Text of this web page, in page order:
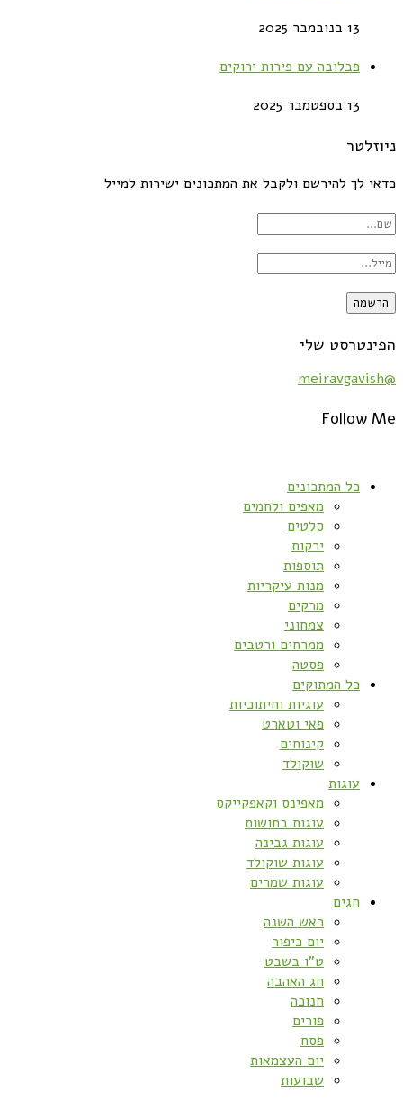
13 בנובמבר 2025
פבלובה עם פירות ירוקים
13 בספטמבר 2025
ניוזלטר
כדאי לך להירשם ולקבל את המתכונים ישירות למייל
הפינטרסט שלי
@meiravgavish
Follow Me
כל המתכונים
מאפים ולחמים
סלטים
ירקות
תוספות
מנות עיקריות
מרקים
צמחוני
ממרחים ורטבים
פסטה
כל המתוקים
עוגיות וחיתוכיות
פאי וטארט
קינוחים
שוקולד
עוגות
מאפינס וקאפקייקס
עוגות בחושות
עוגות גבינה
עוגות שוקולד
עוגות שמרים
חגים
ראש השנה
יום כיפור
ט”ו בשבט
חג האהבה
חנוכה
פורים
פסח
יום העצמאות
שבועות